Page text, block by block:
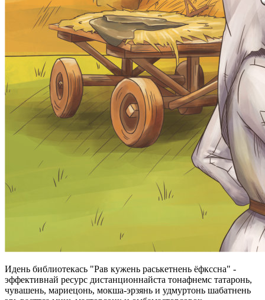
Идень библиотекась "Рав кужень раськетнень ёфкссна" -
эффективнай ресурс дистанционнайста тонафнемс татаронь,
чувашень, мариецонь, мокша-эрзянь и удмуртонь шабатнень